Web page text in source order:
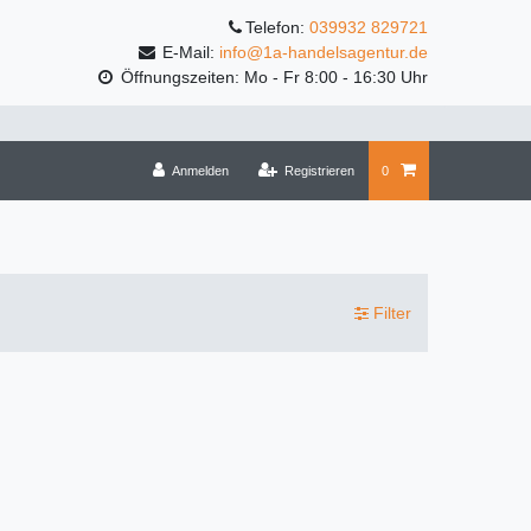
Telefon: 039932 829721
E-Mail: info@1a-handelsagentur.de
Öffnungszeiten: Mo - Fr 8:00 - 16:30 Uhr
Anmelden Registrieren 0
Filter